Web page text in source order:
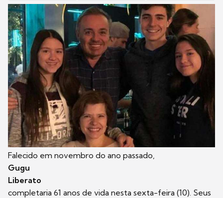
Falecido em novembro do ano passado,
Gugu
Liberato
completaria 61 anos de vida nesta sexta-feira (10). Seus